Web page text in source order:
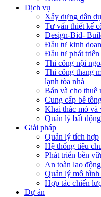
Dịch vụ
Xây dựng dân
Tư vấn thiết kế
Design-Bid-
Đầu tư kinh
Đầu tư phát
Thi công nội
Thi công thang
lạnh tòa nhà
Bán và cho thuê
Cung cấp bê
Khai thác mỏ và
Quản lý bất
Giải pháp
Quản lý tích hợp
Hệ thống tiêu
Phát triển bền
An toàn lao động
Quản lý mô
Hợp tác chiến
Dự án